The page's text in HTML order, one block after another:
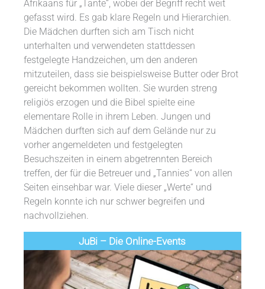
Afrikaans für „Tante“, wobei der Begriff recht weit
gefasst wird. Es gab klare Regeln und Hierarchien.
Die Mädchen durften sich am Tisch nicht
unterhalten und verwendeten stattdessen
festgelegte Handzeichen, um den anderen
mitzuteilen, dass sie beispielsweise Butter oder Brot
gereicht bekommen wollten. Sie wurden streng
religiös erzogen und die Bibel spielte eine
elementare Rolle in ihrem Leben. Jungen und
Mädchen durften sich auf dem Gelände nur zu
vorher angemeldeten und festgelegten
Besuchszeiten in einem abgetrennten Bereich
treffen, der für die Betreuer und „Tannies“ von allen
Seiten einsehbar war. Viele dieser „Werte“ und
Regeln konnte ich nur schwer begreifen und
nachvollziehen.
JuBi – Die Online-Events